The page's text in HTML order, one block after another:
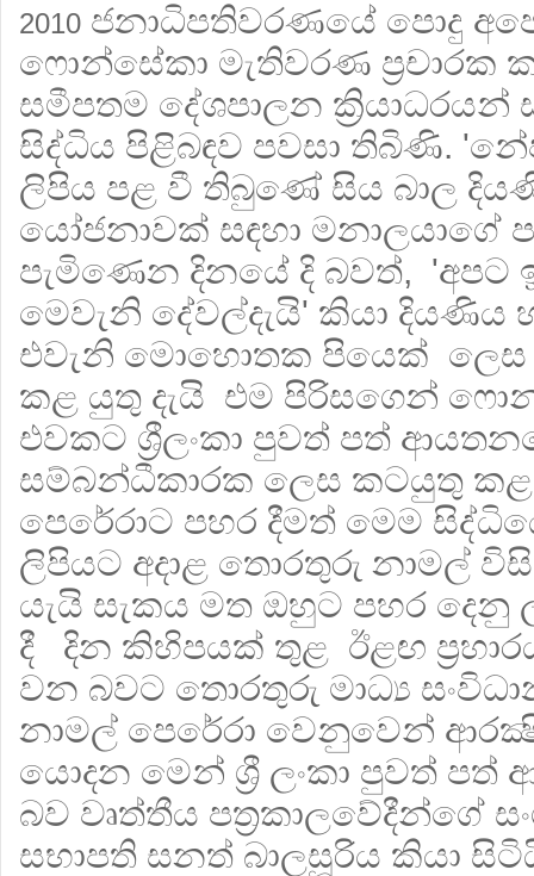
2010 ජනාධිපතිවරණයේ පොදු
ෆොන්සේකා මැතිවරණ ප්‍රචාරක
සමීපතම දේශපාලන
සිද්ධිය පිළිබඳව පවසා තිබිණි.
ලිපිය පළ වී තිබුණේ සිය බාල
යෝජනාවක් සඳහා මනාලයාගේ
පැමිණෙන දිනයේ දි බවත්, 'අපට
මෙවැනි දේවල්දැයි' කියා දියණිය
එවැනි මොහොතක පියෙක්
කළ යුතු දැයි එම පිරිසගෙන්
එවකට ශ්‍රීලංකා පුවත් පත්
සම්බන්ධීකාරක ලෙස කටයුතු කළ
පෙරේරාට පහර දීමත් මෙම
ලිපියට අදාළ තොරතුරු නාමල්
යැයි සැකය මත ඔහුට පහර
දී දින කිහිපයක් තුළ ඊළඟ
වන බවට තොරතුරු මාධ්‍ය
නාමල් පෙරේරා වෙනුවෙන්
යොදන මෙන් ශ්‍රී ලංකා පුවත් පත්
බව වෘත්තීය පත්‍රකාලවේදීන්ගේ
සභාපති සනත් බාලසූරිය කියා